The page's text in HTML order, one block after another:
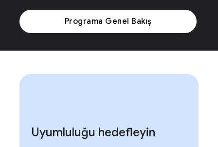
Programa Genel Bakış
Uyumluluğu hedefleyin